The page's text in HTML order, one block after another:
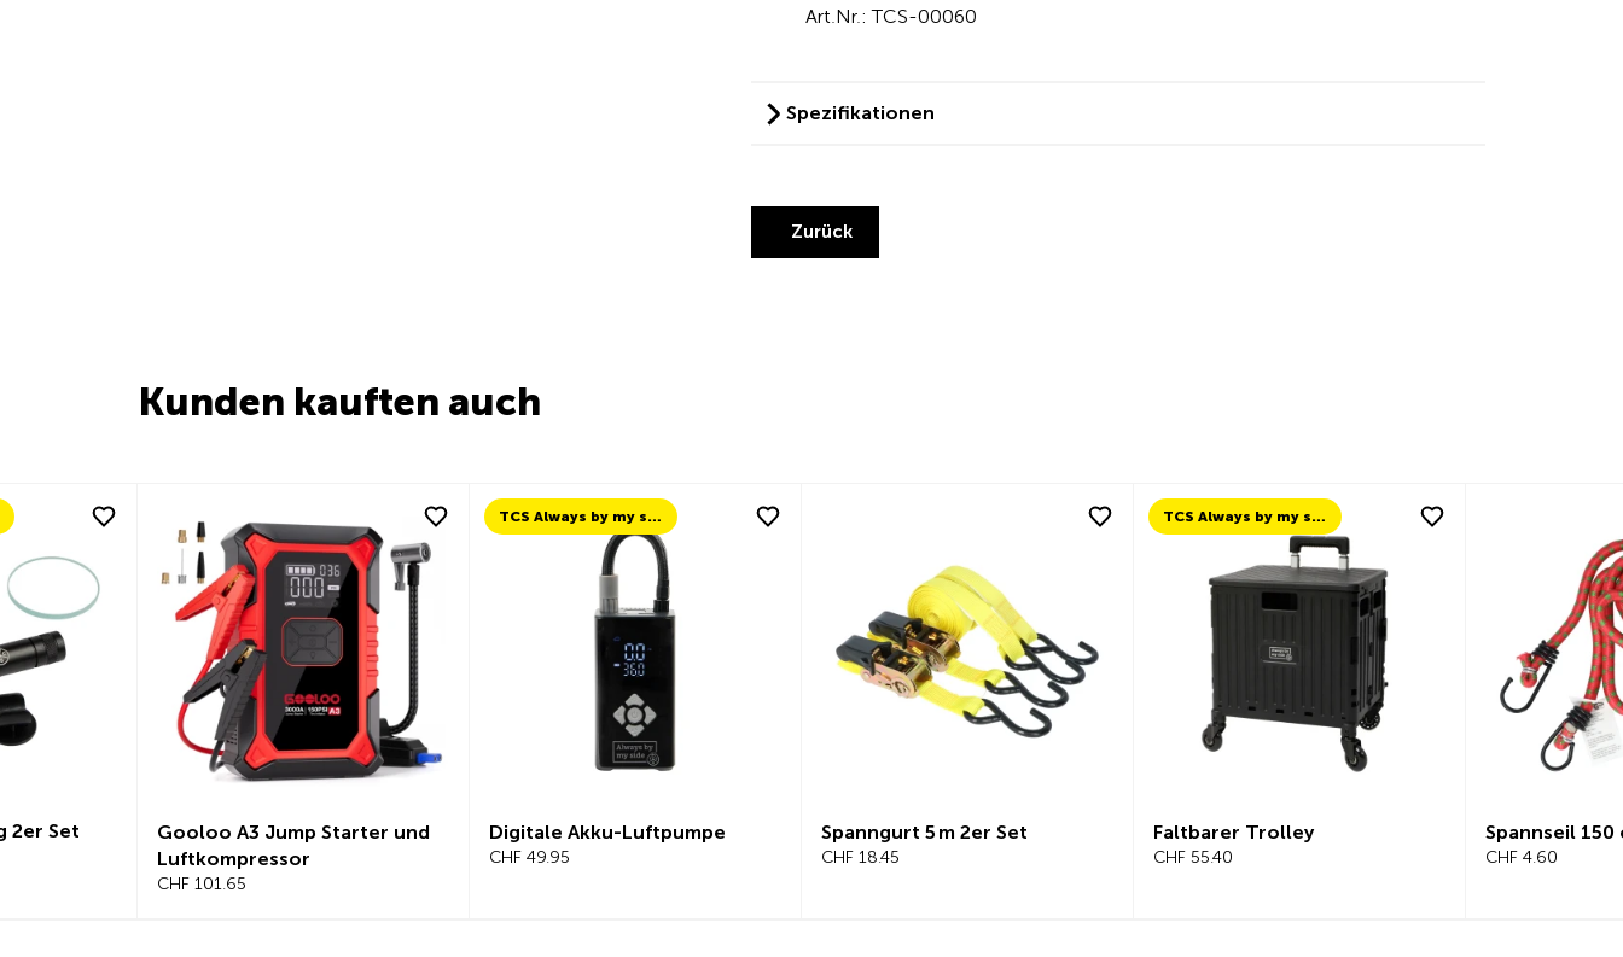
Art.Nr.: TCS-00060
Spezifikationen
Zurück
Kunden kauften auch
Set
Gooloo A3 Jump Starter und
Luftkompressor
CHF 101.65
TCS Always by my side
Digitale Akku-Luftpumpe
CHF 49.95
Spanngurt 5 m 2er Set
CHF 18.45
TCS Always by my side
Faltbarer Trolley
CHF 55.40
Spannseil 150
CHF 4.60